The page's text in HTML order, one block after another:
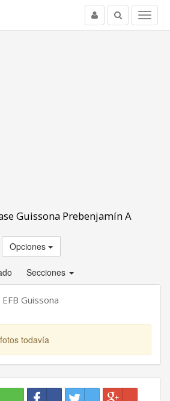
Menu
Buscar
Usuario
Guissona Prebenjamín A
Opciones
Secciones
Guissona
todavía